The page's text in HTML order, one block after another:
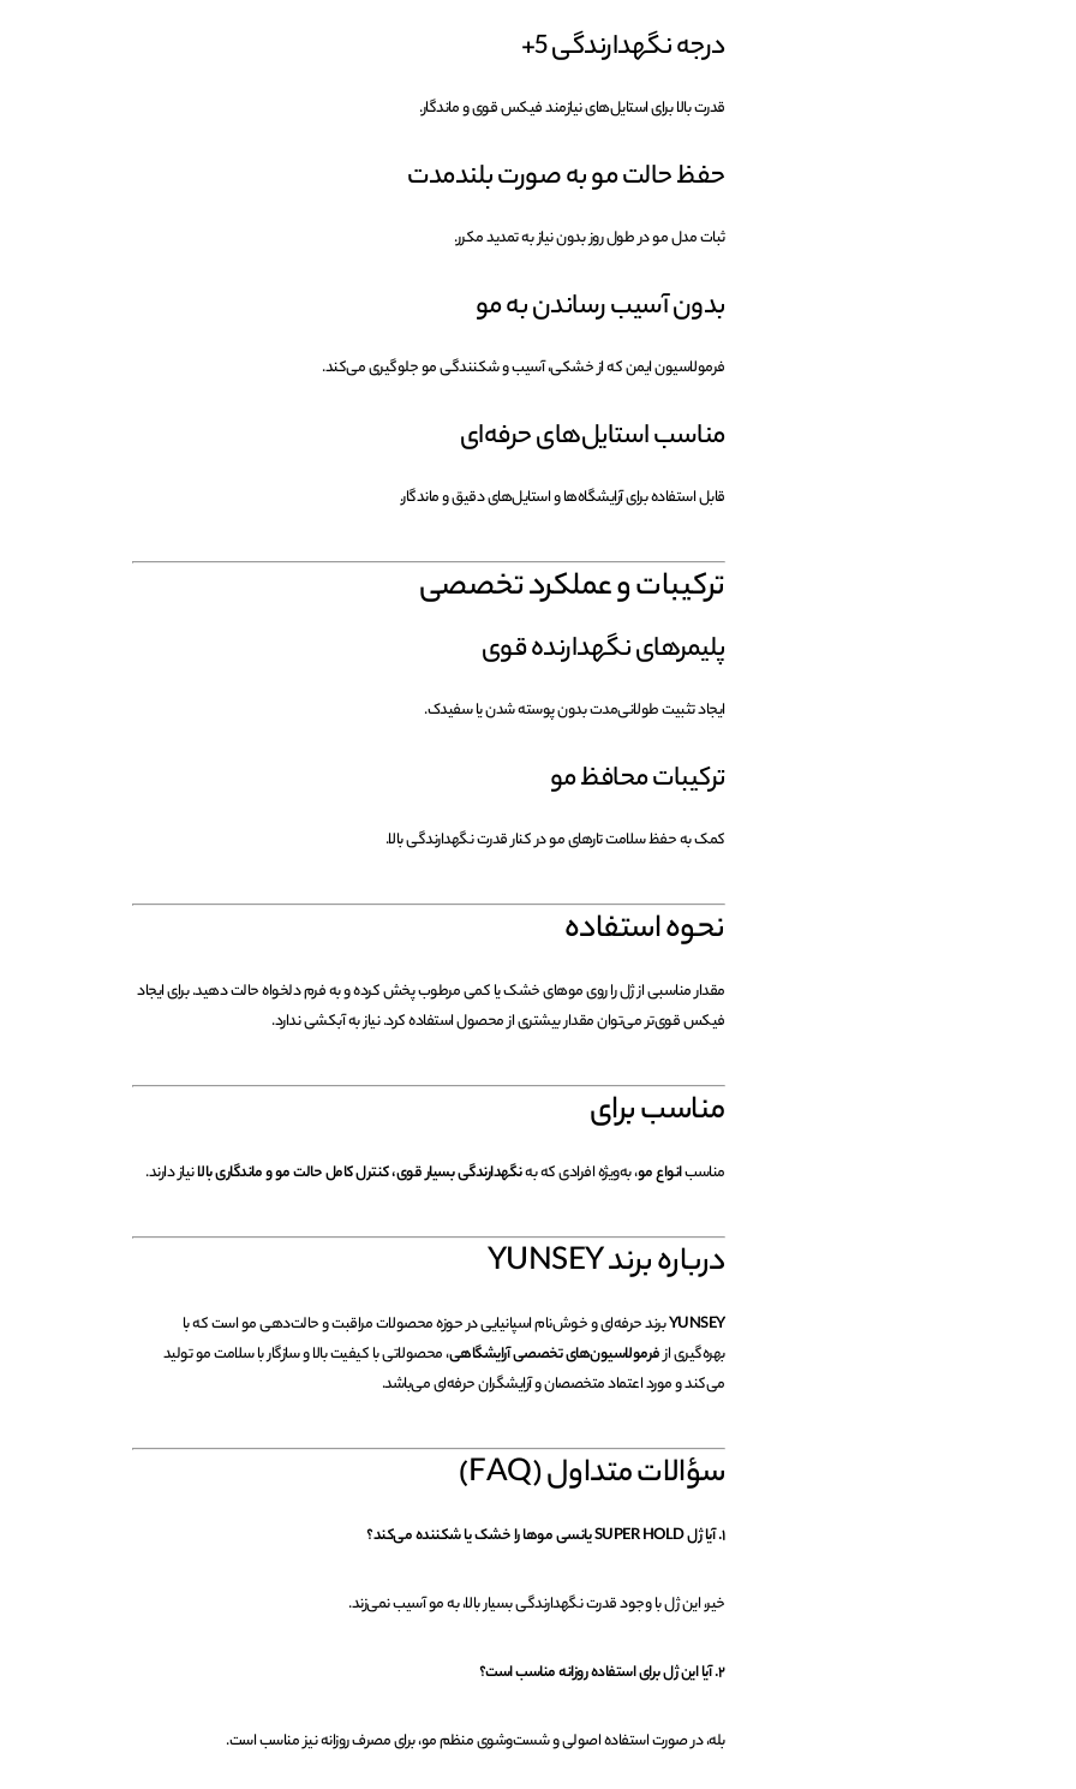
درجه نگهدارندگی 5+
قدرت بالا برای استایل‌های نیازمند فیکس قوی و ماندگار.
حفظ حالت مو به صورت بلندمدت
ثبات مدل مو در طول روز بدون نیاز به تمدید مکرر.
بدون آسیب رساندن به مو
فرمولاسیون ایمن که از خشکی، آسیب و شکنندگی مو جلوگیری می‌کند.
مناسب استایل‌های حرفه‌ای
قابل استفاده برای آرایشگاه‌ها و استایل‌های دقیق و ماندگار.
ترکیبات و عملکرد تخصصی
پلیمرهای نگهدارنده قوی
ایجاد تثبیت طولانی‌مدت بدون پوسته شدن یا سفیدک.
ترکیبات محافظ مو
کمک به حفظ سلامت تارهای مو در کنار قدرت نگهدارندگی بالا.
نحوه استفاده
مقدار مناسبی از ژل را روی موهای خشک یا کمی مرطوب پخش کرده و به فرم دلخواه حالت دهید. برای ایجاد
فیکس قوی‌تر می‌توان مقدار بیشتری از محصول استفاده کرد. نیاز به آبکشی ندارد.
مناسب برای
مناسبانواع مو، به‌ویژه افرادی که بهنگهدارندگی بسیار قوی، کنترل کامل حالت مو و ماندگاری بالانیاز دارند.
درباره برند YUNSEY
YUNSEYبرند حرفه‌ای و خوش‌نام اسپانیایی در حوزه محصولات مراقبت و حالت‌دهی مو است که با
بهره‌گیری ازفرمولاسیون‌های تخصصی آرایشگاهی، محصولاتی با کیفیت بالا و سازگار با سلامت مو تولید
می‌کند و مورد اعتماد متخصصان و آرایشگران حرفه‌ای می‌باشد.
سؤالات متداول (FAQ)
۱. آیا ژل SUPER HOLD یانسی موها را خشک یا شکننده می‌کند؟
خیر، این ژل با وجود قدرت نگهدارندگی بسیار بالا، به مو آسیب نمی‌زند.
۲. آیا این ژل برای استفاده روزانه مناسب است؟
بله، در صورت استفاده اصولی و شست‌وشوی منظم مو، برای مصرف روزانه نیز مناسب است.